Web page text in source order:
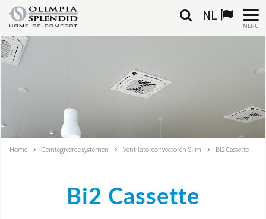
NL
MENU
NEDERLANDSE
KLIMAATREGELING
VERWARMING
GEÏNTEGREERDE SYSTEMEN
Home Geïntegreerde systemen Ventilatorconvectoren Slim Bi2 Cassette
Bi2 Cassette